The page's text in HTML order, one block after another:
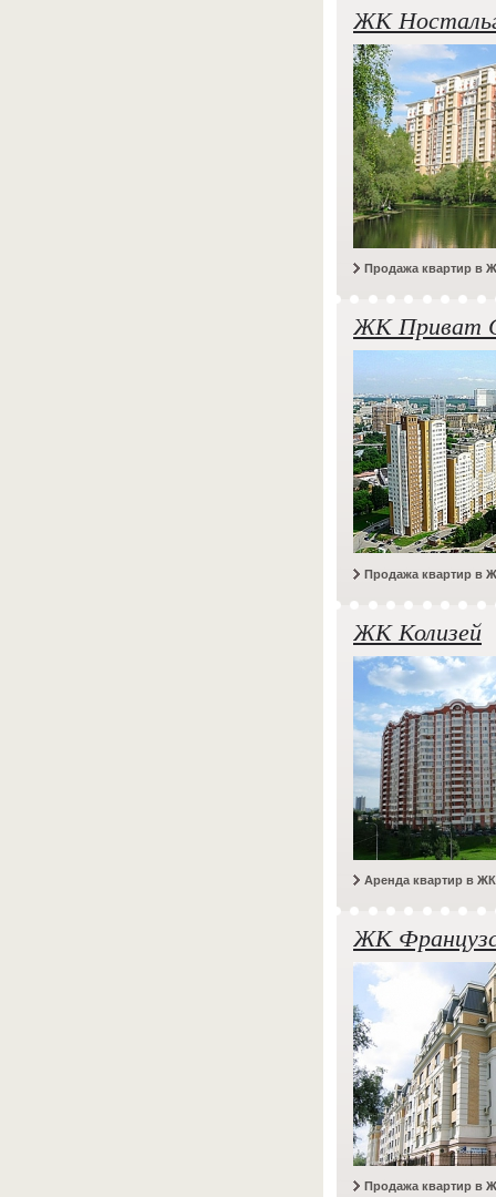
ЖК
Продажа квартир в
ЖК Приват
Продажа квартир в
ЖК Колизей
Аренда квартир в
ЖК
Продажа квартир в